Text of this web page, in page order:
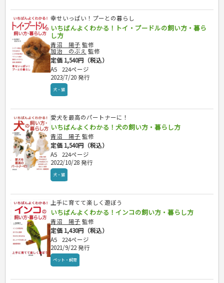
スキル・キャリアアップ
危険物取扱者
消防設備士
登録販売者
その他資格試験
幸せいっぱい！プーとの暮らし
いちばんよくわかる！トイ・プードルの飼い方・暮ら
し方
青沼 陽子 監修
加治 のぶえ 監修
定価 1,540円（税込）
A5
224ページ
2023/7/20 発行
犬・猫
愛犬を最高のパートナーに！
いちばんよくわかる！犬の飼い方・暮らし方
青沼 陽子 監修
定価 1,540円（税込）
A5
224ページ
2022/10/28 発行
犬・猫
上手に育てて楽しく遊ぼう
いちばんよくわかる！インコの飼い方・暮らし方
青沼 陽子 監修
定価 1,430円（税込）
A5
224ページ
2021/9/22 発行
ペット・飼育